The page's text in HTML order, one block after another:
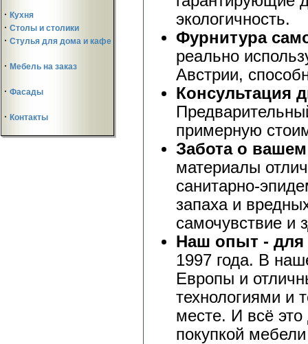
· Кухня
· Столы и столики
· Стулья для дома и кафе
· Мебель на заказ
· Фасады
· Контакты
экологичность.
Фурнитура
реально
Австрии,
Консультация
примерную
Забота о
материалы
санитарно-
запаха и
самочувствие и
Наш опыт - для
1997 года. В
Европы и
технологиями и
месте. И всё
покупкой